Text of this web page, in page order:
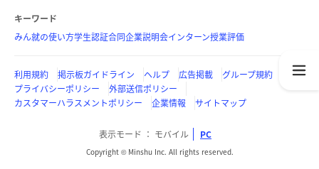
キーワード
みん就の使い方学生認証合同企業説明会インターン授業評価
利用規約 掲示板ガイドライン ヘルプ 広告掲載
グループ規約
プライバシーポリシー
外部送信ポリシー
カスタマーハラスメントポリシー
企業情報 サイトマップ
表示モード モバイル PC
Copyright © Minshu Inc. All rights reserved.